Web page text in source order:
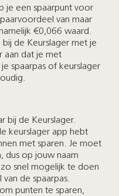
je een spaarpunt voor
van maar
€0,066 waard.
de Keurslager met je
aan dat je met
spaarpas of keurslager
bij de Keurslager.
keurslager app hebt
met sparen. Je moet
dus op jouw naam
snel mogelijk te doen
de spaarpas.
punten te sparen,